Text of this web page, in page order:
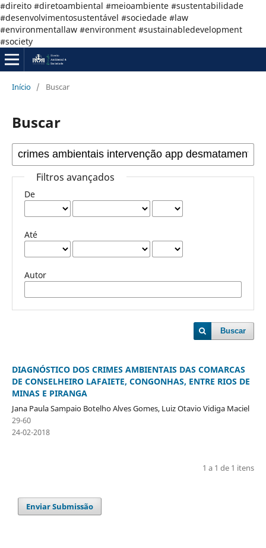
#direito #diretoambiental #meioambiente #sustentabilidade
#desenvolvimentosustentável #sociedade #law
#environmentallaw #environment #sustainabledevelopment
#society
Início / Buscar
Buscar
Filtros avançados
De
Até
Autor
Buscar
DIAGNÓSTICO DOS CRIMES AMBIENTAIS DAS COMARCAS
DE CONSELHEIRO LAFAIETE, CONGONHAS, ENTRE RIOS DE
MINAS E PIRANGA
Jana Paula Sampaio Botelho Alves Gomes, Luiz Otavio Vidiga Maciel
29-60
24-02-2018
1 a 1 de 1 itens
Enviar Submissão